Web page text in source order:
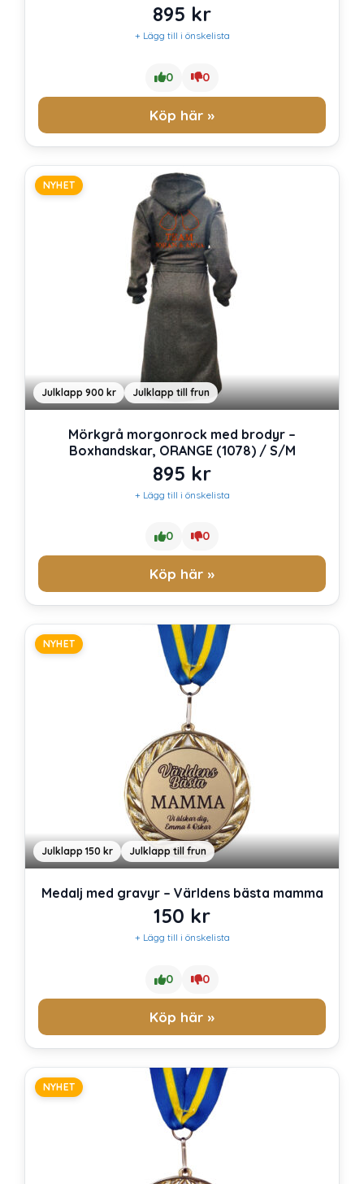
895 kr
+ Lägg till i önskelista
0 0
Köp här »
NYHET
Julklapp 900 kr Julklapp till frun
Mörkgrå morgonrock med brodyr –
Boxhandskar, ORANGE (1078) / S/M
895 kr
+ Lägg till i önskelista
0 0
Köp här »
NYHET
Julklapp 150 kr Julklapp till frun
Medalj med gravyr – Världens bästa mamma
150 kr
+ Lägg till i önskelista
0 0
Köp här »
NYHET